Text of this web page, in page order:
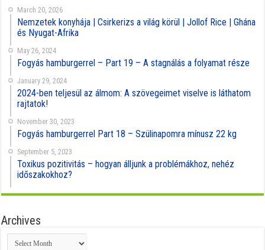
March 20, 2026
Nemzetek konyhája | Csirkerizs a világ körül | Jollof Rice | Ghána
és Nyugat-Afrika
May 26, 2024
Fogyás hamburgerrel – Part 19 – A stagnálás a folyamat része
January 29, 2024
2024-ben teljesül az álmom: A szövegeimet viselve is láthatom
rajtatok!
November 30, 2023
Fogyás hamburgerrel Part 18 – Szülinapomra mínusz 22 kg
September 5, 2023
Toxikus pozitivitás – hogyan álljunk a problémákhoz, nehéz
időszakokhoz?
Archives
Archives